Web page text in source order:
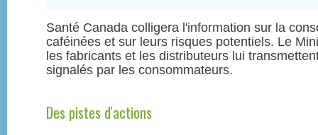
Santé Canada colligera l'information sur la
caféinées et sur leurs risques potentiels. Le
les fabricants et les distributeurs lui
signalés par les consommateurs.
Des pistes d'actions